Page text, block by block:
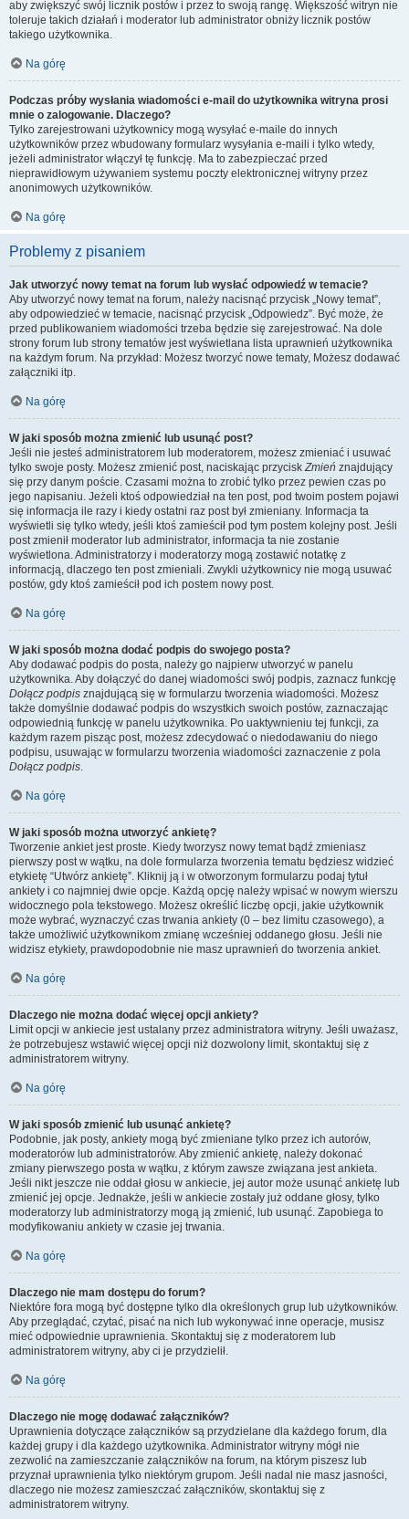
aby zwiększyć swój licznik postów i przez to swoją rangę. Większość witryn nie
toleruje takich działań i moderator lub administrator obniży licznik postów
takiego użytkownika.
Na górę
Podczas próby wysłania wiadomości e-mail do użytkownika witryna prosi
mnie o zalogowanie. Dlaczego?
Tylko zarejestrowani użytkownicy mogą wysyłać e-maile do innych
użytkowników przez wbudowany formularz wysyłania e-maili i tylko wtedy,
jeżeli administrator włączył tę funkcję. Ma to zabezpieczać przed
nieprawidłowym używaniem systemu poczty elektronicznej witryny przez
anonimowych użytkowników.
Na górę
Problemy z pisaniem
Jak utworzyć nowy temat na forum lub wysłać odpowiedź w temacie?
Aby utworzyć nowy temat na forum, należy nacisnąć przycisk „Nowy temat”,
aby odpowiedzieć w temacie, nacisnąć przycisk „Odpowiedz”. Być może, że
przed publikowaniem wiadomości trzeba będzie się zarejestrować. Na dole
strony forum lub strony tematów jest wyświetlana lista uprawnień użytkownika
na każdym forum. Na przykład: Możesz tworzyć nowe tematy, Możesz dodawać
załączniki itp.
Na górę
W jaki sposób można zmienić lub usunąć post?
Jeśli nie jesteś administratorem lub moderatorem, możesz zmieniać i usuwać
tylko swoje posty. Możesz zmienić post, naciskając przyciskZmień znajdujący
się przy danym poście. Czasami można to zrobić tylko przez pewien czas po
jego napisaniu. Jeżeli ktoś odpowiedział na ten post, pod twoim postem pojawi
się informacja ile razy i kiedy ostatni raz post był zmieniany. Informacja ta
wyświetli się tylko wtedy, jeśli ktoś zamieścił pod tym postem kolejny post. Jeśli
post zmienił moderator lub administrator, informacja ta nie zostanie
wyświetlona. Administratorzy i moderatorzy mogą zostawić notatkę z
informacją, dlaczego ten post zmieniali. Zwykli użytkownicy nie mogą usuwać
postów, gdy ktoś zamieścił pod ich postem nowy post.
Na górę
W jaki sposób można dodać podpis do swojego posta?
Aby dodawać podpis do posta, należy go najpierw utworzyć w panelu
użytkownika. Aby dołączyć do danej wiadomości swój podpis, zaznacz funkcję
Dołącz podpis znajdującą się w formularzu tworzenia wiadomości. Możesz
także domyślnie dodawać podpis do wszystkich swoich postów, zaznaczając
odpowiednią funkcję w panelu użytkownika. Po uaktywnieniu tej funkcji, za
każdym razem pisząc post, możesz zdecydować o niedodawaniu do niego
podpisu, usuwając w formularzu tworzenia wiadomości zaznaczenie z pola
Dołącz podpis.
Na górę
W jaki sposób można utworzyć ankietę?
Tworzenie ankiet jest proste. Kiedy tworzysz nowy temat bądź zmieniasz
pierwszy post w wątku, na dole formularza tworzenia tematu będziesz widzieć
etykietę “Utwórz ankietę”. Kliknij ją i w otworzonym formularzu podaj tytuł
ankiety i co najmniej dwie opcje. Każdą opcję należy wpisać w nowym wierszu
widocznego pola tekstowego. Możesz określić liczbę opcji, jakie użytkownik
może wybrać, wyznaczyć czas trwania ankiety (0 – bez limitu czasowego), a
także umożliwić użytkownikom zmianę wcześniej oddanego głosu. Jeśli nie
widzisz etykiety, prawdopodobnie nie masz uprawnień do tworzenia ankiet.
Na górę
Dlaczego nie można dodać więcej opcji ankiety?
Limit opcji w ankiecie jest ustalany przez administratora witryny. Jeśli uważasz,
że potrzebujesz wstawić więcej opcji niż dozwolony limit, skontaktuj się z
administratorem witryny.
Na górę
W jaki sposób zmienić lub usunąć ankietę?
Podobnie, jak posty, ankiety mogą być zmieniane tylko przez ich autorów,
moderatorów lub administratorów. Aby zmienić ankietę, należy dokonać
zmiany pierwszego posta w wątku, z którym zawsze związana jest ankieta.
Jeśli nikt jeszcze nie oddał głosu w ankiecie, jej autor może usunąć ankietę lub
zmienić jej opcje. Jednakże, jeśli w ankiecie zostały już oddane głosy, tylko
moderatorzy lub administratorzy mogą ją zmienić, lub usunąć. Zapobiega to
modyfikowaniu ankiety w czasie jej trwania.
Na górę
Dlaczego nie mam dostępu do forum?
Niektóre fora mogą być dostępne tylko dla określonych grup lub użytkowników.
Aby przeglądać, czytać, pisać na nich lub wykonywać inne operacje, musisz
mieć odpowiednie uprawnienia. Skontaktuj się z moderatorem lub
administratorem witryny, aby ci je przydzielił.
Na górę
Dlaczego nie mogę dodawać załączników?
Uprawnienia dotyczące załączników są przydzielane dla każdego forum, dla
każdej grupy i dla każdego użytkownika. Administrator witryny mógł nie
zezwolić na zamieszczanie załączników na forum, na którym piszesz lub
przyznał uprawnienia tylko niektórym grupom. Jeśli nadal nie masz jasności,
dlaczego nie możesz zamieszczać załączników, skontaktuj się z
administratorem witryny.